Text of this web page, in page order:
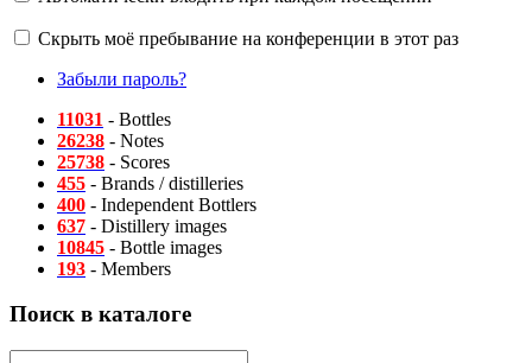
Скрыть моё пребывание на конференции в этот раз
Забыли пароль?
11031 - Bottles
26238 - Notes
25738 - Scores
455 - Brands / distilleries
400 - Independent Bottlers
637 - Distillery images
10845 - Bottle images
193 - Members
Поиск в каталоге